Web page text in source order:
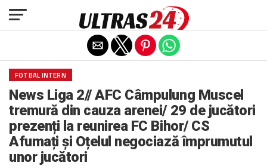
FOTBAL INTERN
News Liga 2// AFC Câmpulung Muscel
tremură din cauza arenei/ 29 de jucători
prezenți la reunirea FC Bihor/ CS
Afumați și Oțelul negociază împrumutul
unor jucători
Exit mobile version